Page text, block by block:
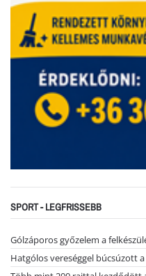
SPORT - LEGFRISSEBB
Gólzáporos győzelem a
Hatgólos vereséggel búcsúzott